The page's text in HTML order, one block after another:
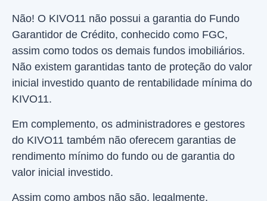
Não! O KIVO11 não possui a garantia do Fundo
Garantidor de Crédito, conhecido como FGC,
assim como todos os demais fundos imobiliários.
Não existem garantidas tanto de proteção do valor
inicial investido quanto de rentabilidade mínima do
KIVO11.
Em complemento, os administradores e gestores
do KIVO11 também não oferecem garantias de
rendimento mínimo do fundo ou de garantia do
valor inicial investido.
Assim como ambos não são, legalmente,